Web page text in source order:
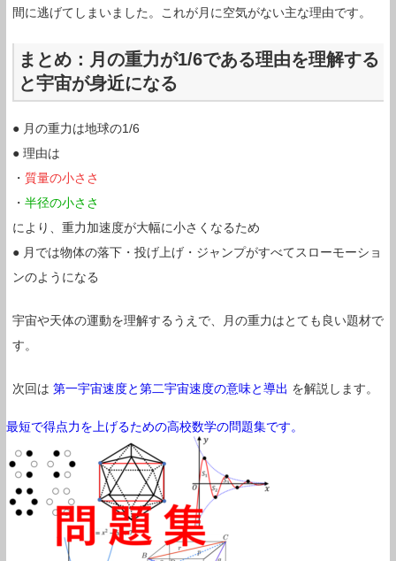
間に逃げてしまいました。これが月に空気がない主な理由です。
まとめ：月の重力が1/6である理由を理解する
と宇宙が身近になる
● 月の重力は地球の1/6
● 理由は
・ 質量の小ささ
・ 半径の小ささ
により、重力加速度が大幅に小さくなるため
● 月では物体の落下・投げ上げ・ジャンプがすべてスローモーショ
ンのようになる
宇宙や天体の運動を理解するうえで、月の重力はとても良い題材で
す。
次回は 第一宇宙速度と第二宇宙速度の意味と導出 を解説します。
最短で得点力を上げるための高校数学の問題集です。